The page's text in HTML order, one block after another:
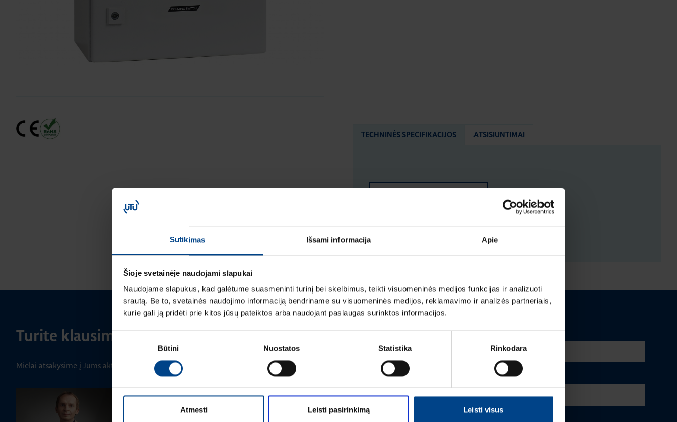
Sutikimas Išsami informacija Apie
Šioje svetainėje naudojami slapukai
Naudojame slapukus, kad galėtume suasmeninti turinį bei skelbimus, teikti visuomeninės medijos funkcijas ir analizuoti
srautą. Be to, svetainės naudojimo informaciją bendriname su visuomeninės medijos, reklamavimo ir analizės partneriais,
kurie gali ją pridėti prie kitos jūsų pateiktos arba naudojant paslaugas surinktos informacijos.
Sutikimo
Būtini Nuostatos Statistika Rinkodara
Atmesti Leisti pasirinkimą Leisti visus
TECHNINĖS SPECIFIKACIJOS ATSISIUNTIMAI
Turite klausimų? Susisiekite
Mielai atsakysime į Jums aktualius klausimus.
Rimvydas Biekša
Vardas*